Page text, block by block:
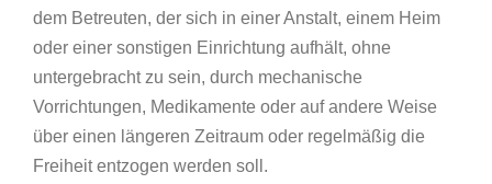
dem Betreuten, der sich in einer Anstalt, einem Heim
oder einer sonstigen Einrichtung aufhält, ohne
untergebracht zu sein, durch mechanische
Vorrichtungen, Medikamente oder auf andere Weise
über einen längeren Zeitraum oder regelmäßig die
Freiheit entzogen werden soll.